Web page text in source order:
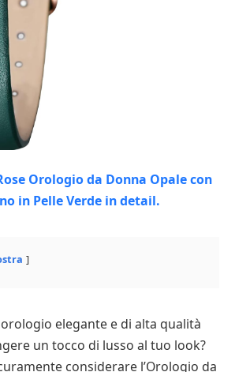
elegante e di alta qualità
un tocco di lusso al tuo look?
considerare l’Orologio da